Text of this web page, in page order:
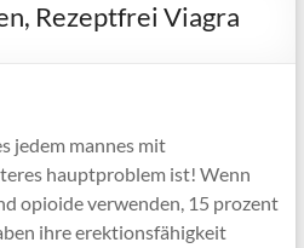
Rezeptfrei Viagra
jedem mannes mit
hauptproblem ist! Wenn
opioide verwenden, 15 prozent
ihre erektionsfähigkeit